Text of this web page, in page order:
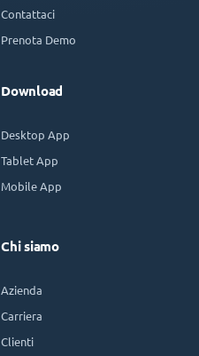
Contattaci
Prenota Demo
Download
Desktop App
Tablet App
Mobile App
Chi siamo
Azienda
Carriera
Clienti